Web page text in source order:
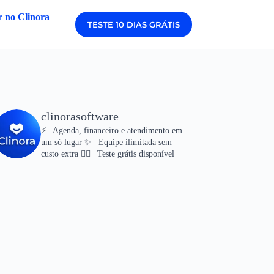
no Clinora
TESTE 10 DIAS GRÁTIS
clinorasoftware
⚡ | Agenda, financeiro e atendimento em
um só lugar ✨ | Equipe ilimitada sem
custo extra 👇🏻 | Teste grátis disponível